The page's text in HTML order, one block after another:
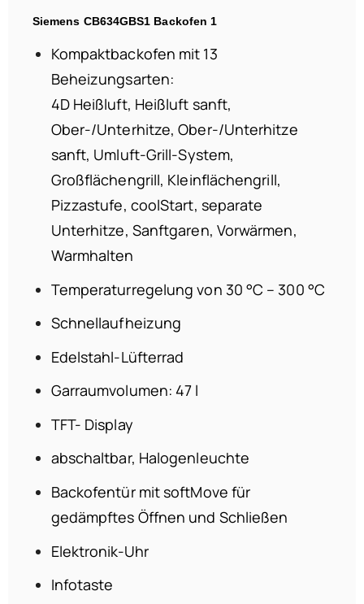
Siemens CB634GBS1 Backofen 1
Kompaktbackofen mit 13
Beheizungsarten:
4D Heißluft, Heißluft sanft,
Ober-/Unterhitze, Ober-/Unterhitze
sanft, Umluft-Grill-System,
Großflächengrill, Kleinflächengrill,
Pizzastufe, coolStart, separate
Unterhitze, Sanftgaren, Vorwärmen,
Warmhalten
Temperaturregelung von 30 °C – 300 °C
Schnellaufheizung
Edelstahl-Lüfterrad
Garraumvolumen: 47 l
TFT- Display
abschaltbar, Halogenleuchte
Backofentür mit softMove für
gedämpftes Öffnen und Schließen
Elektronik-Uhr
Infotaste